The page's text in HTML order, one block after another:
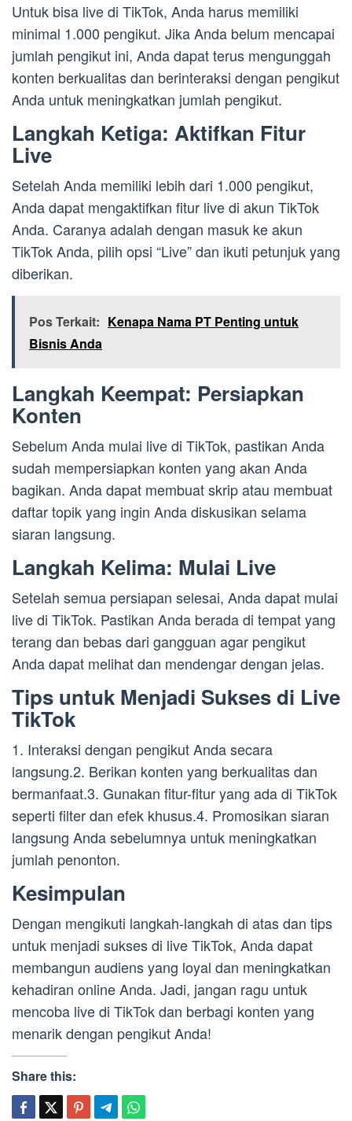
Untuk bisa live di TikTok, Anda harus memiliki
minimal 1.000 pengikut. Jika Anda belum mencapai
jumlah pengikut ini, Anda dapat terus mengunggah
konten berkualitas dan berinteraksi dengan pengikut
Anda untuk meningkatkan jumlah pengikut.
Langkah Ketiga: Aktifkan Fitur
Live
Setelah Anda memiliki lebih dari 1.000 pengikut,
Anda dapat mengaktifkan fitur live di akun TikTok
Anda. Caranya adalah dengan masuk ke akun
TikTok Anda, pilih opsi “Live” dan ikuti petunjuk yang
diberikan.
Pos Terkait: Kenapa Nama PT Penting untuk
Bisnis Anda
Langkah Keempat: Persiapkan
Konten
Sebelum Anda mulai live di TikTok, pastikan Anda
sudah mempersiapkan konten yang akan Anda
bagikan. Anda dapat membuat skrip atau membuat
daftar topik yang ingin Anda diskusikan selama
siaran langsung.
Langkah Kelima: Mulai Live
Setelah semua persiapan selesai, Anda dapat mulai
live di TikTok. Pastikan Anda berada di tempat yang
terang dan bebas dari gangguan agar pengikut
Anda dapat melihat dan mendengar dengan jelas.
Tips untuk Menjadi Sukses di Live
TikTok
1. Interaksi dengan pengikut Anda secara
langsung.2. Berikan konten yang berkualitas dan
bermanfaat.3. Gunakan fitur-fitur yang ada di TikTok
seperti filter dan efek khusus.4. Promosikan siaran
langsung Anda sebelumnya untuk meningkatkan
jumlah penonton.
Kesimpulan
Dengan mengikuti langkah-langkah di atas dan tips
untuk menjadi sukses di live TikTok, Anda dapat
membangun audiens yang loyal dan meningkatkan
kehadiran online Anda. Jadi, jangan ragu untuk
mencoba live di TikTok dan berbagi konten yang
menarik dengan pengikut Anda!
Share this: